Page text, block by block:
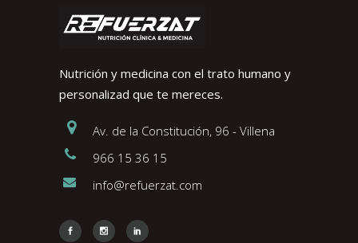
Nutrición y medicina con el trato humano y
personalizad que te mereces.
Av. de la Constitución, 96 - Villena
966 15 36 15
info@refuerzat.com